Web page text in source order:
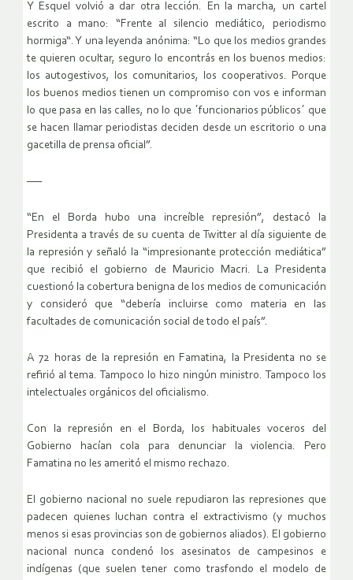
Y Esquel volvió a dar otra lección. En la marcha, un cartel
escrito a mano: “Frente al silencio mediático, periodismo
hormiga“. Y una leyenda anónima: “Lo que los medios grandes
te quieren ocultar, seguro lo encontrás en los buenos medios:
los autogestivos, los comunitarios, los cooperativos. Porque
los buenos medios tienen un compromiso con vos e informan
lo que pasa en las calles, no lo que ´funcionarios públicos´ que
se hacen llamar periodistas deciden desde un escritorio o una
gacetilla de prensa oficial”.
—–
“En el Borda hubo una increíble represión”, destacó la
Presidenta a través de su cuenta de Twitter al día siguiente de
la represión y señaló la “impresionante protección mediática”
que recibió el gobierno de Mauricio Macri. La Presidenta
cuestionó la cobertura benigna de los medios de comunicación
y consideró que “debería incluirse como materia en las
facultades de comunicación social de todo el país”.
A 72 horas de la represión en Famatina, la Presidenta no se
refirió al tema. Tampoco lo hizo ningún ministro. Tampoco los
intelectuales orgánicos del oficialismo.
Con la represión en el Borda, los habituales voceros del
Gobierno hacían cola para denunciar la violencia. Pero
Famatina no les ameritó el mismo rechazo.
El gobierno nacional no suele repudiaron las represiones que
padecen quienes luchan contra el extractivismo (y muchos
menos si esas provincias son de gobiernos aliados). El gobierno
nacional nunca condenó los asesinatos de campesinos e
indígenas (que suelen tener como trasfondo el modelo de